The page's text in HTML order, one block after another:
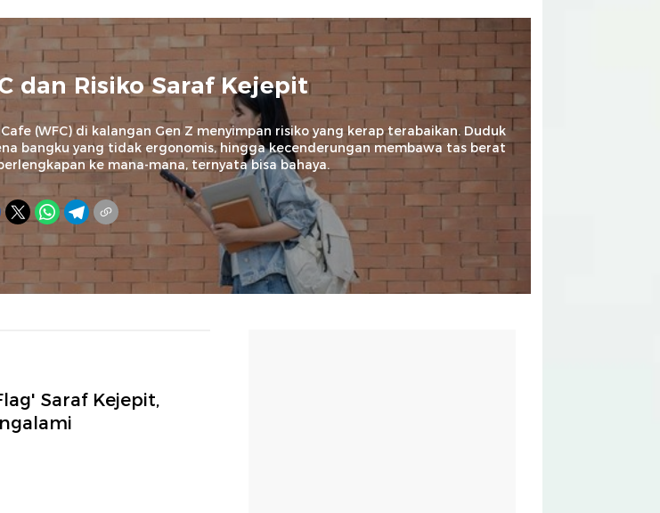
dan Risiko Saraf Kejepit
(WFC) di kalangan Gen Z menyimpan risiko yang kerap terabaikan. Duduk
bangku yang tidak ergonomis, hingga kecenderungan membawa tas berat
ke mana-mana, ternyata bisa bahaya.
Saraf Kejepit,